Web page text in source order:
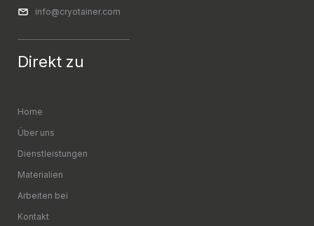
info@cryotainer.com
Direkt zu
Home
Über uns
Dienstleistungen
Materialien
Arbeiten bei
Kontakt